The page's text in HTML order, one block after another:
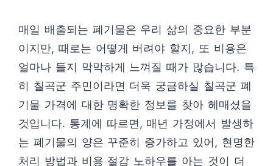
매일 배출되는 폐기물은 우리 삶의 중요한 부분
이지만, 때로는 어떻게 버려야 할지, 또 비용은
얼마나 들지 막막하게 느껴질 때가 많습니다. 특
히 칠곡군 주민이라면 더욱 궁금하실 칠곡군 폐
기물 가격에 대한 명확한 정보를 찾아 헤매셨을
것입니다. 통계에 따르면, 매년 가정에서 발생하
는 폐기물의 양은 꾸준히 증가하고 있어, 현명한
처리 방법과 비용 절감 노하우를 아는 것이 더